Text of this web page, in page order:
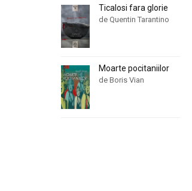
Ticalosi fara glorie
de Quentin Tarantino
Moarte pocitaniilor
de Boris Vian